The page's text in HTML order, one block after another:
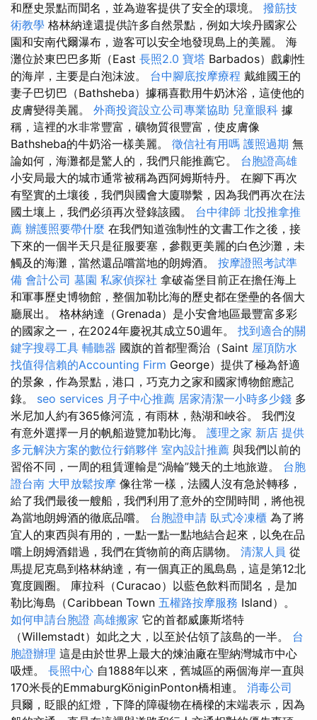
和歷史景點而聞名，並為遊客提供了安全的環境。 撥筋技
術教學 格林納達還提供許多自然景點，例如大埃丹國家公
園和安南代爾瀑布，遊客可以安全地發現島上的美麗。 海
灘位於東巴巴多斯（East 長照2.0 寶塔 Barbados）戲劇性
的海岸，主要是白泡沫波。 台中腳底按摩療程 戴維國王的
妻子巴切巴（Bathsheba）據稱喜歡用牛奶沐浴，這使他的
皮膚變得美麗。 外商投資設立公司專業協助 兒童眼科 據
稱，這裡的水非常豐富，礦物質很豐富，使皮膚像
Bathsheba的牛奶浴一樣美麗。 徵信社有用嗎 護照過期 無
論如何，海灘都是驚人的，我們只能推薦它。 台胞證高雄
小安局最大的城市通常被稱為西阿姆斯特丹。 在腳下再次
有堅實的土壤後，我們與國會大廈聯繫，因為我們再次在法
國土壤上，我們必須再次登錄該國。 台中律師 北投推拿推
薦 辦護照要帶什麼 在我們知道強制性的文書工作之後，接
下來的一個半天只是征服要塞，參觀更美麗的白色沙灘，未
觸及的海灘，當然還品嚐當地的朗姆酒。 按摩證照考試準
備 會計公司 墓園 私家偵探社 拿破崙堡目前正在擔任海上
和軍事歷史博物館，整個加勒比海的歷史都在堡壘的各個大
廳展出。 格林納達（Grenada）是小安會地區最豐富多彩
的國家之一，在2024年慶祝其成立50週年。 找到適合的關
鍵字搜尋工具 輔聽器 國旗的首都聖喬治（Saint 屋頂防水
找值得信賴的Accounting Firm George）提供了極為舒適
的景象，作為景點，港口，巧克力之家和國家博物館應記
錄。 seo services 月子中心推薦 居家清潔一小時多少錢 多
米尼加人約有365條河流，有雨林，熱湖和峽谷。 我們沒
有意外選擇一月的帆船遊覽加勒比海。 護理之家 新店 提供
多元解決方案的數位行銷夥伴 室內設計推薦 與我們以前的
習俗不同，一周的租賃運輸是“渦輪”幾天的土地旅遊。 台胞
證台南 大甲放鬆按摩 像往常一樣，法國人沒有急於轉移，
給了我們最後一艘船，我們利用了意外的空閒時間，將他視
為當地朗姆酒的徹底品嚐。 台胞證申請 臥式冷凍櫃 為了將
宜人的東西與有用的，一點一點一點地結合起來，以免在品
嚐上朗姆酒錯過，我們在貨物前的商店購物。 清潔人員 從
馬提尼克島到格林納達，有一個真正的風島島，這是第12北
寬度圓圈。 庫拉科（Curacao）以藍色飲料而聞名，是加
勒比海島（Caribbean Town 五權路按摩服務 Island）。
如何申請台胞證 高雄搬家 它的首都威廉斯塔特
（Willemstadt）如此之大，以至於佔領了該島的一半。 台
胞證辦理 這是由於世界上最大的煉油廠在聖納灣城市中心
吸煙。 長照中心 自1888年以來，舊城區的兩個海岸一直與
170米長的EmmaburgKöniginPonton橋相連。 消毒公司
貝爾，眨眼的紅燈，下降的障礙物在橋樑的末端表示，因為